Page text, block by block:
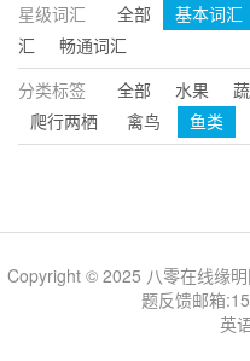
星级词汇 全部 基本词汇
汇
畅通词汇
分类标签 全部 水果
爬行两栖
禽鸟 鱼类
Copyright © 2025 八零在线缘
题反馈邮箱
英